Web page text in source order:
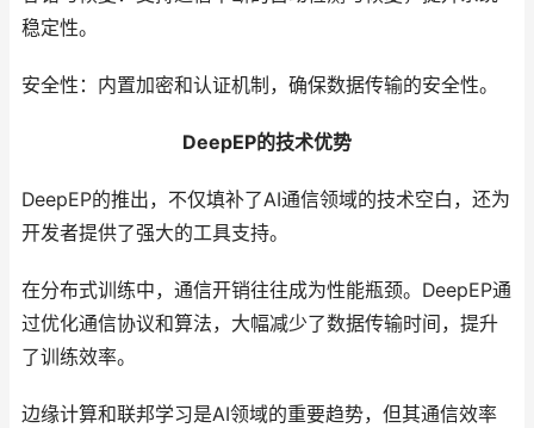
稳定性。
安全性：内置加密和认证机制，确保数据传输的安全性。
DeepEP的技术优势
DeepEP的推出，不仅填补了AI通信领域的技术空白，还为
开发者提供了强大的工具支持。
在分布式训练中，通信开销往往成为性能瓶颈。DeepEP通
过优化通信协议和算法，大幅减少了数据传输时间，提升
了训练效率。
边缘计算和联邦学习是AI领域的重要趋势，但其通信效率